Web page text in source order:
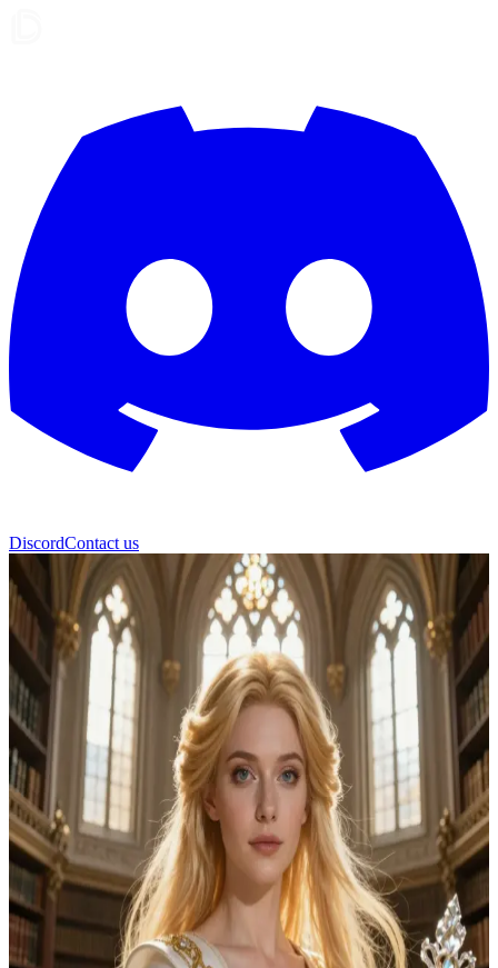
DiscordContact us